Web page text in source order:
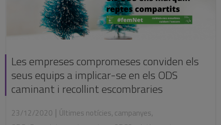
Les empreses compromeses conviden els
seus equips a implicar-se en els ODS
caminant i recollint escombraries
23/12/2020 | Últimes notícies, campanyes,